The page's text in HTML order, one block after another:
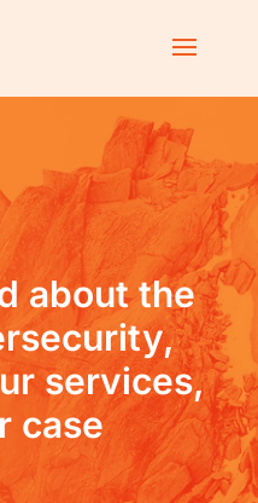
about the
services,
case